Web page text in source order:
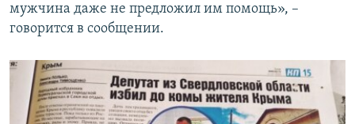
мужчина даже не предложил им помощь», –
говорится в сообщении.